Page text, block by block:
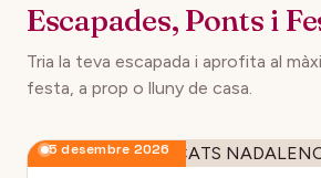
Escapades, Ponts i
Tria la teva escapada i aprofita al
festa, a prop o lluny de casa.
5 desembre 2026